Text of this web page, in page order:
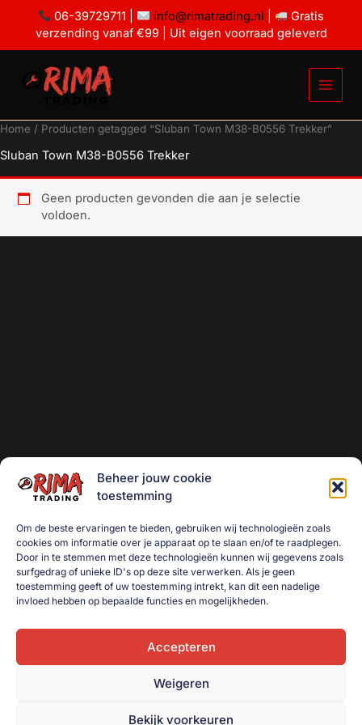
06-39729711 | info@rimatrading.nl
Gratis
verzending vanaf €99 | Uit eigen voorraad geleverd
Beheer jouw cookie
toestemming
Om de beste ervaringen te bieden, gebruiken wij technologieën zoals
cookies om informatie over je apparaat op te slaan en/of te raadplegen.
Door in te stemmen met deze technologieën kunnen wij gegevens zoals
surfgedrag of unieke ID's op deze site verwerken. Als je geen
toestemming geeft of uw toestemming intrekt, kan dit een nadelige
invloed hebben op bepaalde functies en mogelijkheden.
Accepteren
Weigeren
Bekijk voorkeuren
Home / Producten getagged “Sluban Town M38-B0556 Trekker”
Sluban Town M38-B0556 Trekker
Geen producten gevonden die aan je selectie
voldoen.